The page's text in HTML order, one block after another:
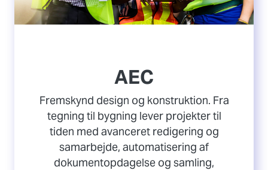
AEC
Fremskynd design og konstruktion. Fra
tegning til bygning lever projekter til
tiden med avanceret redigering og
samarbejde, automatisering af
dokumentopdagelse og samling,